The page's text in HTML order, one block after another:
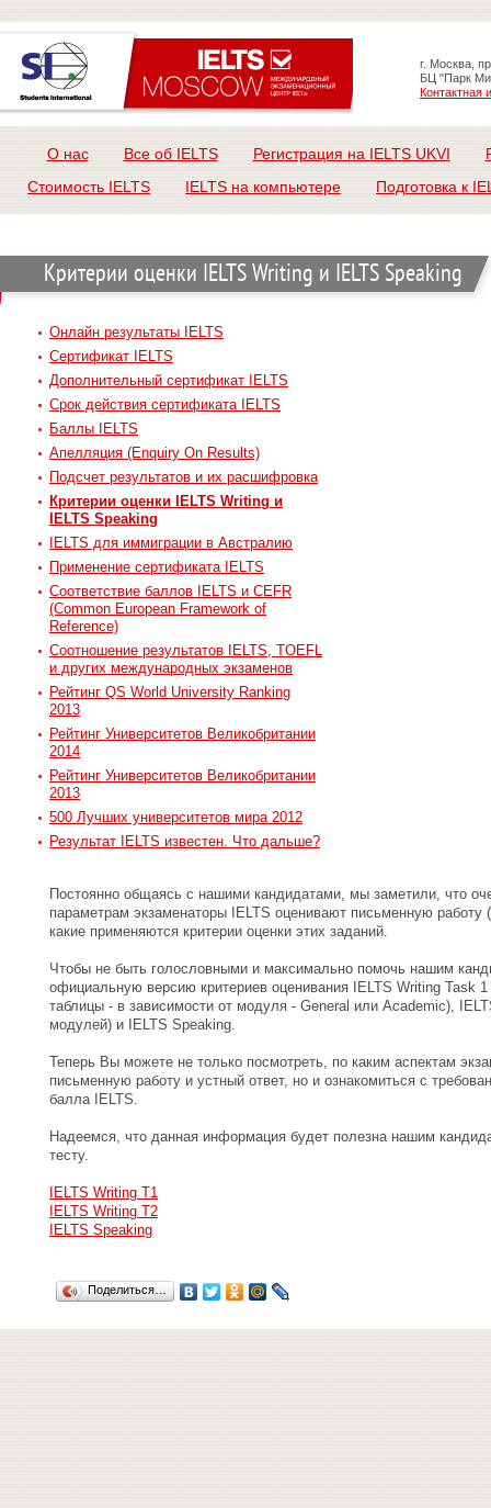
г. Москва,
БЦ "Парк
Контактная
О нас Все об IELTS Регистрация на IELTS UKVI
Стоимость IELTS
IELTS на компьютере Подготовка к
Критерии оценки IELTS Writing и IELTS Speaking
Онлайн результаты IELTS
Сертификат IELTS
Дополнительный сертификат IELTS
Срок действия сертификата IELTS
Баллы IELTS
Апелляция (Enquiry On Results)
Подсчет результатов и их расшифровка
Критерии оценки IELTS Writing и
IELTS Speaking
IELTS для иммиграции в Австралию
Применение сертификата IELTS
Соответствие баллов IELTS и CEFR
(Common European Framework of
Reference)
Соотношение результатов IELTS, TOEFL
и других международных экзаменов
Рейтинг QS World University Ranking
2013
Рейтинг Университетов Великобритании
2014
Рейтинг Университетов Великобритании
2013
500 Лучших университетов мира 2012
Результат IELTS известен. Что дальше?
Постоянно общаясь с нашими кандидатами, мы заметили, что
параметрам экзаменаторы IELTS оценивают письменную работу
какие применяются критерии оценки этих заданий.
Чтобы не быть голословными и максимально помочь нашим
официальную версию критериев оценивания IELTS Writing Task
таблицы - в зависимости от модуля - General или Academic),
модулей) и IELTS Speaking.
Теперь Вы можете не только посмотреть, по каким аспектам
письменную работу и устный ответ, но и ознакомиться с
балла IELTS.
Надеемся, что данная информация будет полезна нашим
тесту.
IELTS Writing T1
IELTS Writing T2
IELTS Speaking
Поделиться…